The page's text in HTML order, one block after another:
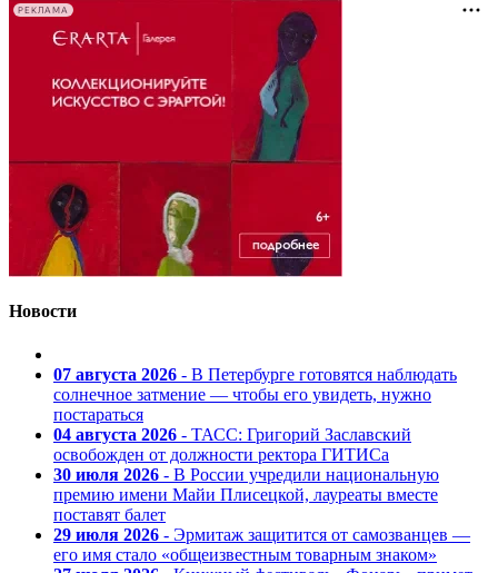
РЕКЛАМА
Новости
07 августа 2026 - В Петербурге готовятся наблюдать
солнечное затмение — чтобы его увидеть, нужно
постараться
04 августа 2026 - ТАСС: Григорий Заславский
освобожден от должности ректора ГИТИСа
30 июля 2026 - В России учредили национальную
премию имени Майи Плисецкой, лауреаты вместе
поставят балет
29 июля 2026 - Эрмитаж защитится от самозванцев —
его имя стало «общеизвестным товарным знаком»